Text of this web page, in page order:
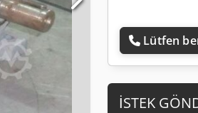
Lütfen
İSTEK